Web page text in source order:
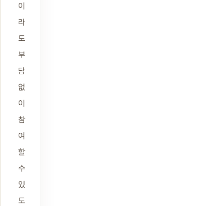
이
라
도
부
담
없
이
참
여
할
수
있
도